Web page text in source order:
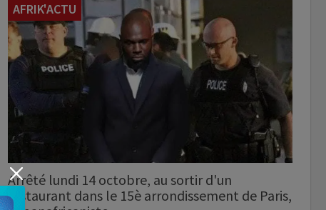
AFRIK'ACTU
Arrêté lundi 14 octobre, au sortir d'un
restaurant dans le 15è arrondissement de Paris,